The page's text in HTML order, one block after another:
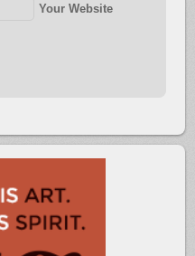
Your Website